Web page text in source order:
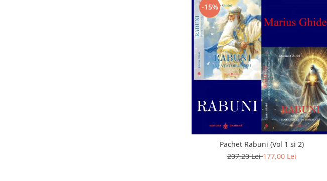
-15%
Pachet Rabuni (Vol 1 si 2)
207,20 Lei177,00 Lei